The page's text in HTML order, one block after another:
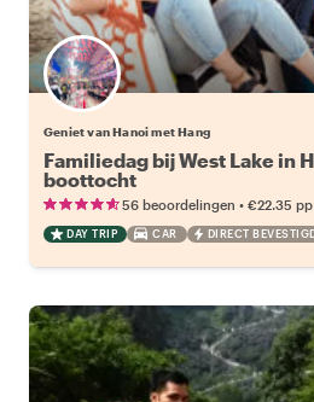
Geniet van Hanoi met Hang
Familiedag bij West Lake in
boottocht
56 beoordelingen • €22.35 pp
DAY TRIP CAR DIRECT